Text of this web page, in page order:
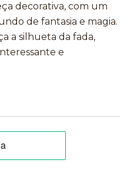
decorativa, com um
de fantasia e magia.
a silhueta da fada,
e